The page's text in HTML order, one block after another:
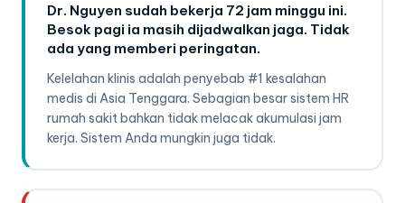
Dr. Nguyen sudah bekerja 72 jam minggu ini.
Besok pagi ia masih dijadwalkan jaga. Tidak
ada yang memberi peringatan.
Kelelahan klinis adalah penyebab #1 kesalahan
medis di Asia Tenggara. Sebagian besar sistem HR
rumah sakit bahkan tidak melacak akumulasi jam
kerja. Sistem Anda mungkin juga tidak.